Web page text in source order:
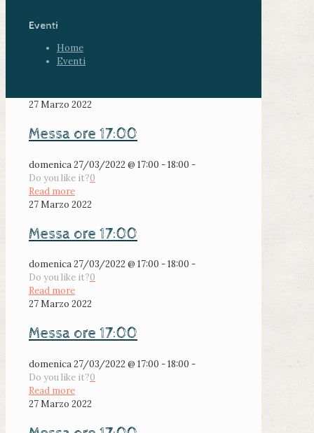
Eventi
Home
Eventi
27 Marzo 2022
Messa ore 17:00
domenica 27/03/2022 @ 17:00 - 18:00 -
Do you like it?0
Read more
27 Marzo 2022
Messa ore 17:00
domenica 27/03/2022 @ 17:00 - 18:00 -
Do you like it?0
Read more
27 Marzo 2022
Messa ore 17:00
domenica 27/03/2022 @ 17:00 - 18:00 -
Do you like it?0
Read more
27 Marzo 2022